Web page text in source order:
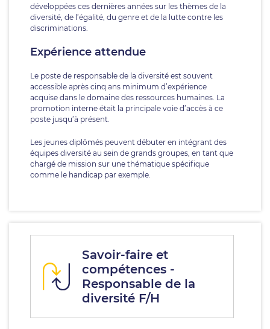
développées ces dernières années sur les thèmes de la
diversité, de l’égalité, du genre et de la lutte contre les
discriminations.
Expérience attendue
Le poste de responsable de la diversité est souvent
accessible après cinq ans minimum d’expérience
acquise dans le domaine des ressources humaines. La
promotion interne était la principale voie d’accès à ce
poste jusqu’à présent.
Les jeunes diplômés peuvent débuter en intégrant des
équipes diversité au sein de grands groupes, en tant que
chargé de mission sur une thématique spécifique
comme le handicap par exemple.
Savoir-faire et
compétences -
Responsable de la
diversité F/H